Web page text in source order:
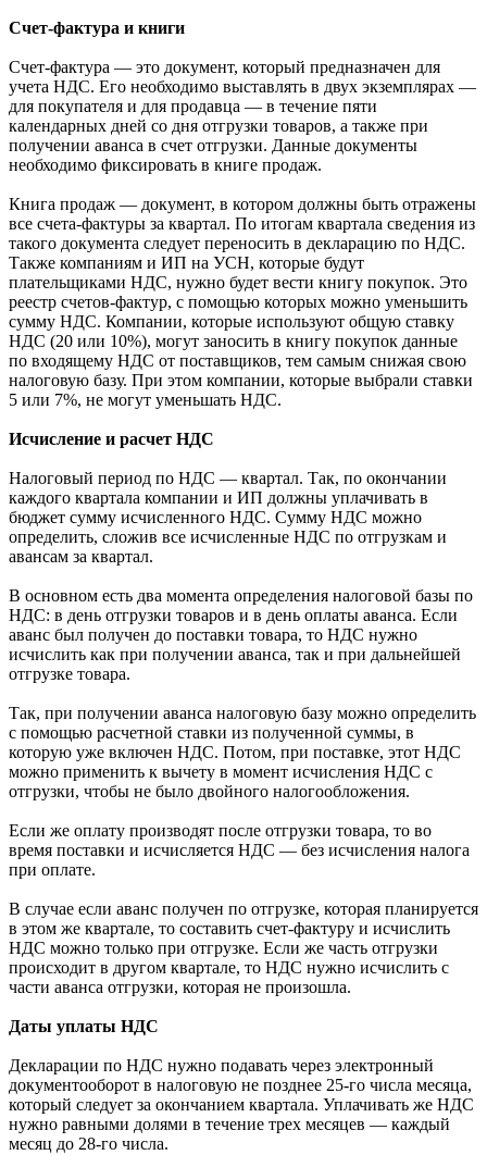
Счет-фактура и книги
Счет-фактура — это документ, который предназначен для
учета НДС. Его необходимо выставлять в двух экземплярах —
для покупателя и для продавца — в течение пяти
календарных дней со дня отгрузки товаров, а также при
получении аванса в счет отгрузки. Данные документы
необходимо фиксировать в книге продаж.
Книга продаж — документ, в котором должны быть отражены
все счета-фактуры за квартал. По итогам квартала сведения из
такого документа следует переносить в декларацию по НДС.
Также компаниям и ИП на УСН, которые будут
плательщиками НДС, нужно будет вести книгу покупок. Это
реестр счетов-фактур, с помощью которых можно уменьшить
сумму НДС. Компании, которые используют общую ставку
НДС (20 или 10%), могут заносить в книгу покупок данные
по входящему НДС от поставщиков, тем самым снижая свою
налоговую базу. При этом компании, которые выбрали ставки
5 или 7%, не могут уменьшать НДС.
Исчисление и расчет НДС
Налоговый период по НДС — квартал. Так, по окончании
каждого квартала компании и ИП должны уплачивать в
бюджет сумму исчисленного НДС. Сумму НДС можно
определить, сложив все исчисленные НДС по отгрузкам и
авансам за квартал.
В основном есть два момента определения налоговой базы по
НДС: в день отгрузки товаров и в день оплаты аванса. Если
аванс был получен до поставки товара, то НДС нужно
исчислить как при получении аванса, так и при дальнейшей
отгрузке товара.
Так, при получении аванса налоговую базу можно определить
с помощью расчетной ставки из полученной суммы, в
которую уже включен НДС. Потом, при поставке, этот НДС
можно применить к вычету в момент исчисления НДС с
отгрузки, чтобы не было двойного налогообложения.
Если же оплату производят после отгрузки товара, то во
время поставки и исчисляется НДС — без исчисления налога
при оплате.
В случае если аванс получен по отгрузке, которая планируется
в этом же квартале, то составить счет-фактуру и исчислить
НДС можно только при отгрузке. Если же часть отгрузки
происходит в другом квартале, то НДС нужно исчислить с
части аванса отгрузки, которая не произошла.
Даты уплаты НДС
Декларации по НДС нужно подавать через электронный
документооборот в налоговую не позднее 25-го числа месяца,
который следует за окончанием квартала. Уплачивать же НДС
нужно равными долями в течение трех месяцев — каждый
месяц до 28-го числа.